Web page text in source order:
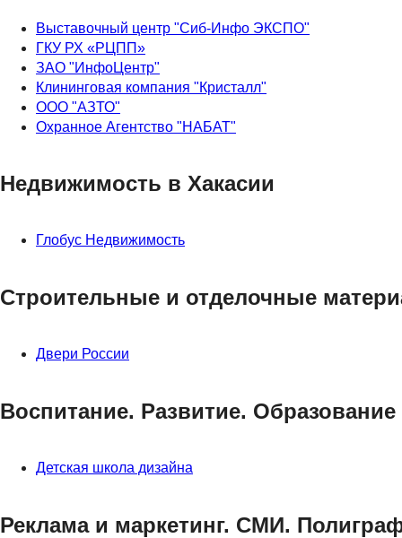
Выставочный центр "Сиб-Инфо ЭКСПО"
ГКУ РХ «РЦПП»
ЗАО "ИнфоЦентр"
Клининговая компания "Кристалл"
ООО "АЗТО"
Охранное Агентство "НАБАТ"
Недвижимость в Хакасии
Глобус Недвижимость
Строительные и отделочные
Двери России
Воспитание. Развитие. Образование
Детская школа дизайна
Реклама и маркетинг. СМИ.